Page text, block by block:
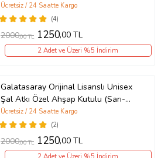
(4)
Ücretsiz / 24 Saatte Kargo
2000,00 TL 1250,00 TL
2 Adet ve Üzeri %5 İndirim
Galatasaray Orijinal Lisanslı Unisex
Şal Atkı Özel Ahşap Kutulu (Sarı-
Kırmızı)
(2)
Ücretsiz / 24 Saatte Kargo
2000,00 TL 1250,00 TL